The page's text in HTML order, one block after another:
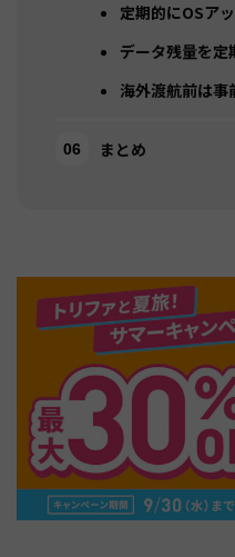
定期的にOSア
データ残量を定
海外渡航前は事
まとめ